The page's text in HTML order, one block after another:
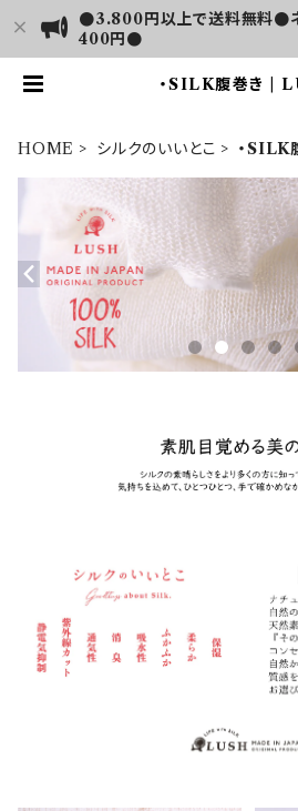
●3.800円以上で送料無料●
400円●
・SILK腹巻き |
HOME シルクのいいとこ ・SILK